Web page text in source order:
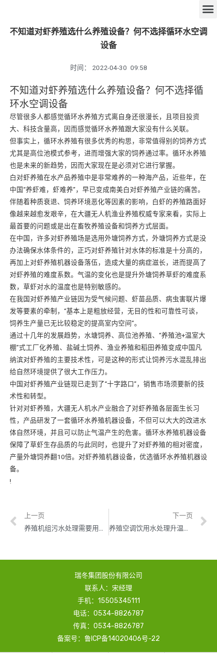
不知道对虾养殖选什么养殖设备？何不选择循环水空调
设备
时间： 2022-04-30 09:58
不知道对虾养殖选什么养殖设备？何不选择循
环水空调设备
尽管很多人都感觉循环水养殖方式离自身还很漫长，且项目投资
大、科技含量高，因而感觉循环水养殖跟大家没有什么关联。
但事实上，循环水养殖有很多优秀的构思，非常值得别的饲养方式
尤其是高位池模式参考，进而增强大家的饲养通过率。循环水养殖
也是未来的新趋势，因而大家现在是必须对它进行掌握。
白对虾养殖在水产品养殖中是非常难养的一种海产品，近些年，在
中国“养虾难，虾难养”，早已变成南美白对虾养殖产业链的痛苦。
伴随着种质衰退、饲养环境恶化等因素的影响，白虾的养殖路面好
像越来越愈发艰辛，在大疆无人机渔业养殖权威专家来看，实际上
最首要的问题或是出在畜牧养殖设备和饲养方式层面。
在中国，许多对虾养殖场是选用外塘饲养方式，外塘饲养方式是没
办法确保水体条件的，正巧对虾养殖针对水体的标准是十分高的，
再加上对虾养殖机器设备落伍，造成大量的病症滋长，进而提高了
对虾养殖的难度系数。气温的变化也是提升外塘饲养草虾的难度系
数，草虾对水的温度也是特别敏感的。
在我国对虾养殖产业链因为受气候问题、虾苗品质、病虫害联片爆
发等要素的牵制，“基本上是粗放经营，无目的性和可靠性可谈，
饲养生产量已无比较稳定的提高室内空间”。
通过十几年的发展趋势，水塘饲养、高位池养殖、“养殖池+温室大
棚”式工厂化养殖、盐碱土饲养、渔业养殖和稻田养殖变成中国凡
纳滨对虾养殖的主要技术性，可是这种的形式让饲养污水混乱排出
给自然环境提供了很大工作压力。
中国对虾养殖产业链现已走到了“十字路口”，销售市场须要新的技
术性和转型。
针对对虾养殖，大疆无人机水产业融合了对虾养殖各层面生长习
性，产品研发了一套循环水养殖机器设备，不但可以大大的改进水
体自然环境，并且可以防止气温产生的危害。循环水养殖机器设备
保障了草虾生存品质的与此同时，也提升了对虾养殖的相对密度，
产量外塘饲养翻10倍。对虾养殖机器设备，优选循环水养殖机器设
备。
!
上一页
养殖机组污水处理需要用到哪些供暖设备？
下一页
养殖空调饮用水处理升温设备
瑞冬集团股份有限公司
联系人：宋经理
手机：15505345111
电话：0534-8826787
传真：0534-8826787
备案号：鲁ICP备14020406号-22